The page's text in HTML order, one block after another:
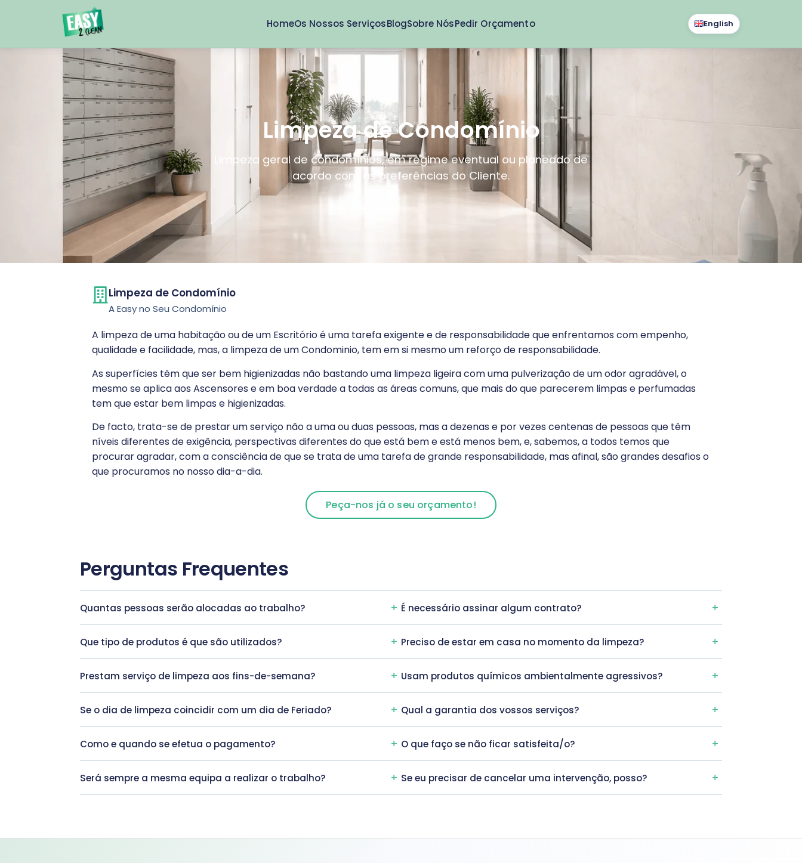
English
HomeOs Nossos ServiçosBlogSobre NósPedir Orçamento
Limpeza de Condomínio
Limpeza geral de condomínios, em regime eventual ou planeado de
acordo com as preferências do Cliente.
Limpeza de Condomínio
A Easy no Seu Condomínio
A limpeza de uma habitação ou de um Escritório é uma tarefa exigente e de responsabilidade que enfrentamos com empenho,
qualidade e facilidade, mas, a limpeza de um Condominio, tem em si mesmo um reforço de responsabilidade.
As superfícies têm que ser bem higienizadas não bastando uma limpeza ligeira com uma pulverização de um odor agradável, o
mesmo se aplica aos Ascensores e em boa verdade a todas as áreas comuns, que mais do que parecerem limpas e perfumadas
tem que estar bem limpas e higienizadas.
De facto, trata-se de prestar um serviço não a uma ou duas pessoas, mas a dezenas e por vezes centenas de pessoas que têm
níveis diferentes de exigência, perspectivas diferentes do que está bem e está menos bem, e, sabemos, a todos temos que
procurar agradar, com a consciência de que se trata de uma tarefa de grande responsabilidade, mas afinal, são grandes desafios o
que procuramos no nosso dia-a-dia.
Peça-nos já o seu orçamento!
Perguntas Frequentes
Quantas pessoas serão alocadas ao trabalho?
Que tipo de produtos é que são utilizados?
Prestam serviço de limpeza aos fins-de-semana?
Se o dia de limpeza coincidir com um dia de Feriado?
Como e quando se efetua o pagamento?
Será sempre a mesma equipa a realizar o trabalho?
É necessário assinar algum contrato?
Preciso de estar em casa no momento da limpeza?
Usam produtos químicos ambientalmente agressivos?
Qual a garantia dos vossos serviços?
O que faço se não ficar satisfeita/o?
Se eu precisar de cancelar uma intervenção, posso?